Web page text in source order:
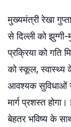
मुख्यमंत्री रेखा
से दिल्ली को
प्रक्रिया को गति
को स्कूल,
आवश्यक सुविधाओं
मार्ग प्रशस्त
बेहतर भविष्य के